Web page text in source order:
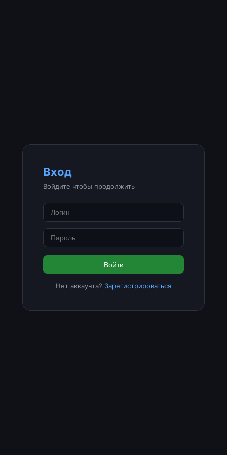
Вход
Войдите чтобы продолжить
Войти
Нет аккаунта? Зарегистрироваться